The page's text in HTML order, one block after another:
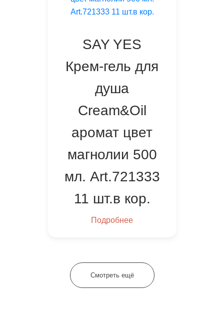
SAY YES
Крем-гель для
душа
Cream&Oil
аромат цвет
магнолии 500
мл. Art.721333
11 шт.в кор.
Подробнее
Смотреть ещё